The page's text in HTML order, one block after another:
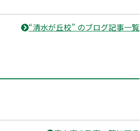
“清水が丘校” のブログ記事一覧